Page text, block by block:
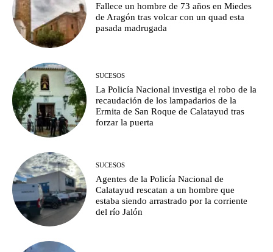
Fallece un hombre de 73 años en Miedes
de Aragón tras volcar con un quad esta
pasada madrugada
SUCESOS
La Policía Nacional investiga el robo de la
recaudación de los lampadarios de la
Ermita de San Roque de Calatayud tras
forzar la puerta
SUCESOS
Agentes de la Policía Nacional de
Calatayud rescatan a un hombre que
estaba siendo arrastrado por la corriente
del río Jalón